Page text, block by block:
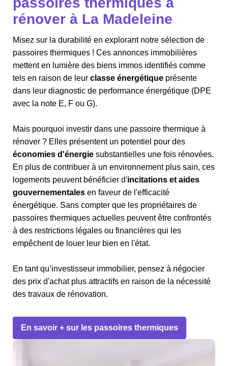
rénover à La Madeleine
Misez sur la durabilité en explorant notre sélection de
passoires thermiques ! Ces annonces immobilières
mettent en lumière des biens immos identifiés comme
tels en raison de leur classe énergétique présente
dans leur diagnostic de performance énergétique (DPE
avec la note E, F ou G).
Mais pourquoi investir dans une passoire thermique à
rénover ? Elles présentent un potentiel pour des
économies d'énergie substantielles une fois rénovées.
En plus de contribuer à un environnement plus sain, ces
logements peuvent bénéficier d'incitations et aides
gouvernementales en faveur de l'efficacité
énergétique. Sans compter que les propriétaires de
passoires thermiques actuelles peuvent être confrontés
à des restrictions légales ou financières qui les
empêchent de louer leur bien en l'état.
En tant qu’investisseur immobilier, pensez à négocier
des prix d'achat plus attractifs en raison de la nécessité
des travaux de rénovation.
En savoir + sur les passoires thermiques